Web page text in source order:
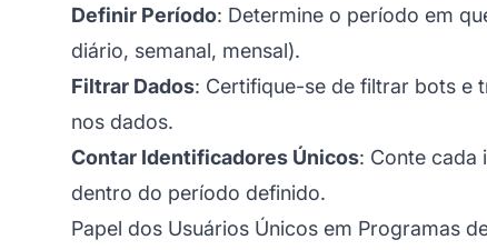
Definir Período: Determine o período em
diário, semanal, mensal).
Filtrar Dados: Certifique-se de filtrar bots e
nos dados.
Contar Identificadores Únicos: Conte cada
dentro do período definido.
Papel dos Usuários Únicos em Programas